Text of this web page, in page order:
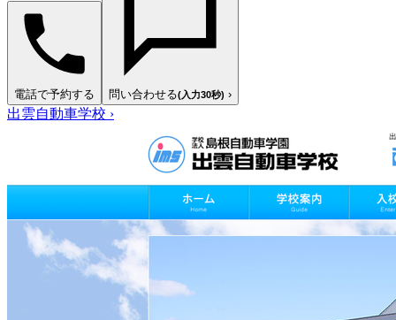
電話で予約する 問い合わせる(入力30秒) ›
出雲自動車学校 ›